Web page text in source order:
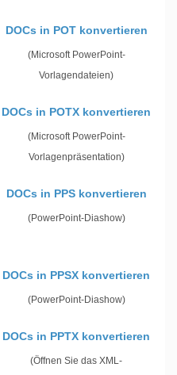
DOCs in POT konvertieren
(Microsoft PowerPoint-
Vorlagendateien)
DOCs in POTX konvertieren
(Microsoft PowerPoint-
Vorlagenpräsentation)
DOCs in PPS konvertieren
(PowerPoint-Diashow)
DOCs in PPSX konvertieren
(PowerPoint-Diashow)
DOCs in PPTX konvertieren
(Öffnen Sie das XML-